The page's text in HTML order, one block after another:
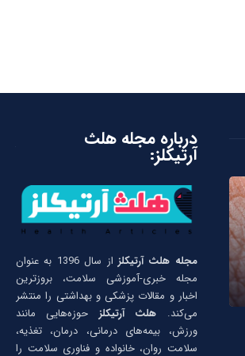
درباره مجله هلث
آرتیکلز:
مجله هلث آرتیکلز
از سال 1396 به عنوان
مجله خبری-آموزشی سلامت، بروزترین
اخبار و مقالات پزشکی و بهداشتی را منتشر
می‌کند. هلث آرتیکلز حوزه‌هایی مانند
ورزش، بیمه‌های درمانی، درمان، تغذیه،
سلامت روان، خانواده و فناوری سلامت را